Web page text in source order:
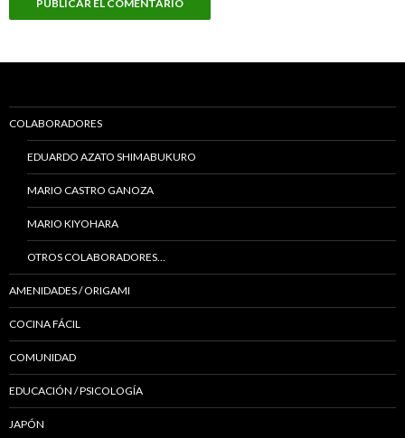
COLABORADORES
EDUARDO AZATO SHIMABUKURO
MARIO CASTRO GANOZA
MARIO KIYOHARA
OTROS COLABORADORES…
AMENIDADES / ORIGAMI
COCINA FÁCIL
COMUNIDAD
EDUCACIÓN / PSICOLOGÍA
JAPÓN